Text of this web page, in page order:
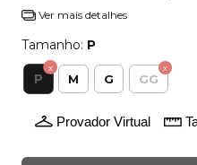
Ver mais detalhes
Tamanho: P
P M G GG
Provador Virtual